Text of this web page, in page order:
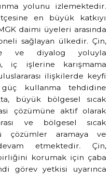
yolunu izlemektedir.
en büyük katkıyı
daimi üyeleri arasında
sağlayan ülkedir. Çin,
ve diyalog yoluyla
iç işlerine karışmama
ilişkilerde keyfi
kullanma tehdidine
büyük bölgesel sıcak
çözümüne aktif olarak
ve bölgesel sıcak
çözümler aramaya ve
etmektedir. Çin,
korumak için çaba
görev yetkisi uyarınca